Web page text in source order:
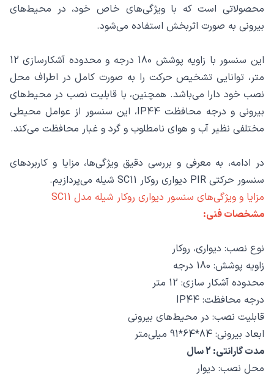
محصولاتی است که با ویژگی‌های خاص خود، در محیط‌های
بیرونی به صورت اثربخش استفاده می‌شود.
این سنسور با زاویه پوشش 180 درجه و محدوده آشکارسازی 12
متر، توانایی تشخیص حرکت را به صورت کامل در اطراف محل
نصب خود دارا می‌باشد. همچنین، با قابلیت نصب در محیط‌های
بیرونی و درجه محافظت IP44، این سنسور از عوامل محیطی
مختلفی نظیر آب و هوای نامطلوب و گرد و غبار محافظت می‌کند.
در ادامه، به معرفی و بررسی دقیق ویژگی‌ها، مزایا و کاربردهای
سنسور حرکتی PIR دیواری روکار SC11 شیله می‌پردازیم.
مزایا و ویژگی‌های سنسور دیواری روکار شیله مدل SC11
مشخصات فنی:
نوع نصب: دیواری، روکار
زاویه پوشش: 180 درجه
محدوده آشکار سازی: 12 متر
درجه محافظت: IP44
قابلیت نصب: در محیط‌های بیرونی
ابعاد بیرونی: 84*64*91 میلی‌متر
مدت گارانتی: 2 سال
محل نصب: دیوار